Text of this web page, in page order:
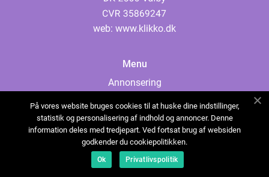
web: www.klikko.dk
Menu
Annonsering
Cookies
Kontakta oss
Sitemap
På vores website bruges cookies til at huske dine indstillinger,
statistik og personalisering af indhold og annoncer. Denne
information deles med tredjepart. Ved fortsat brug af websiden
godkender du cookiepolitikken.
Ok Privatlivspolitik